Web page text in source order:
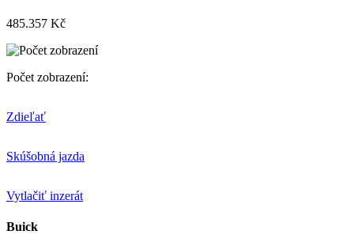
485.357 Kč
Počet zobrazení:
Zdieľať
Skúšobná jazda
Vytlačiť inzerát
Buick